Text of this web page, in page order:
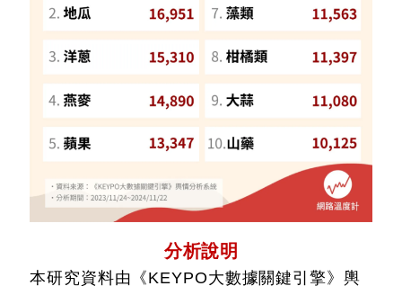
分析說明
本研究資料由《KEYPO大數據關鍵引擎》輿